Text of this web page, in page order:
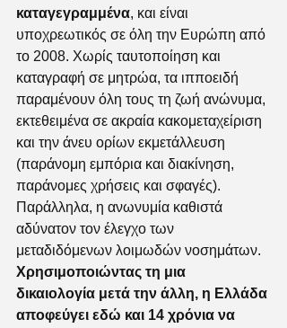
καταγεγραμμένα, και είναι
υποχρεωτικός σε όλη την Ευρώπη από
το 2008. Χωρίς ταυτοποίηση και
καταγραφή σε μητρώα, τα ιπποειδή
παραμένουν όλη τους τη ζωή ανώνυμα,
εκτεθειμένα σε ακραία κακομεταχείριση
και την άνευ ορίων εκμετάλλευση
(παράνομη εμπόρια και διακίνηση,
παράνομες χρήσεις και σφαγές).
Παράλληλα, η ανωνυμία καθιστά
αδύνατον τον έλεγχο των
μεταδιδόμενων λοιμωδών νοσημάτων.
Χρησιμοποιώντας τη μια
δικαιολογία μετά την άλλη, η Ελλάδα
αποφεύγει εδώ και 14 χρόνια να